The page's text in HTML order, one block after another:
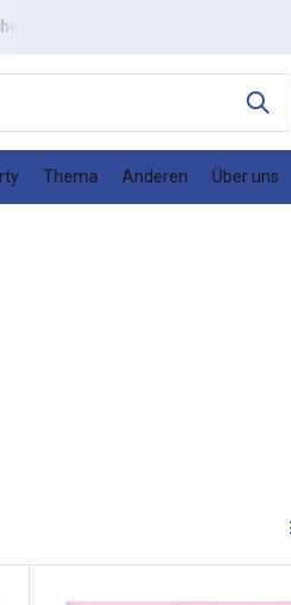
Leistungs-Verhältnis
Thema Anderen Über uns